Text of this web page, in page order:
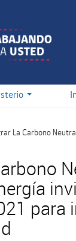
La Carbono
para